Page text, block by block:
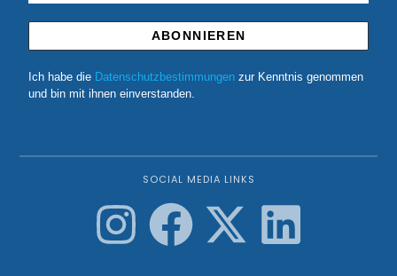
Ich habe die Datenschutzbestimmungen zur Kenntnis genommen
und bin mit ihnen einverstanden.
SOCIAL MEDIA LINKS